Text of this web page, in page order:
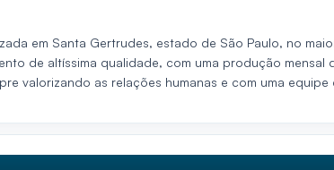
em Santa Gertrudes, estado de São Paulo, no
de altíssima qualidade, com uma produção
valorizando as relações humanas e com uma